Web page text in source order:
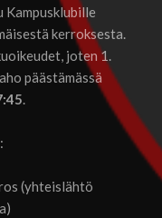
Kampusklubille
kerroksesta.
joten 1.
päästämässä
.
(yhteislähtö